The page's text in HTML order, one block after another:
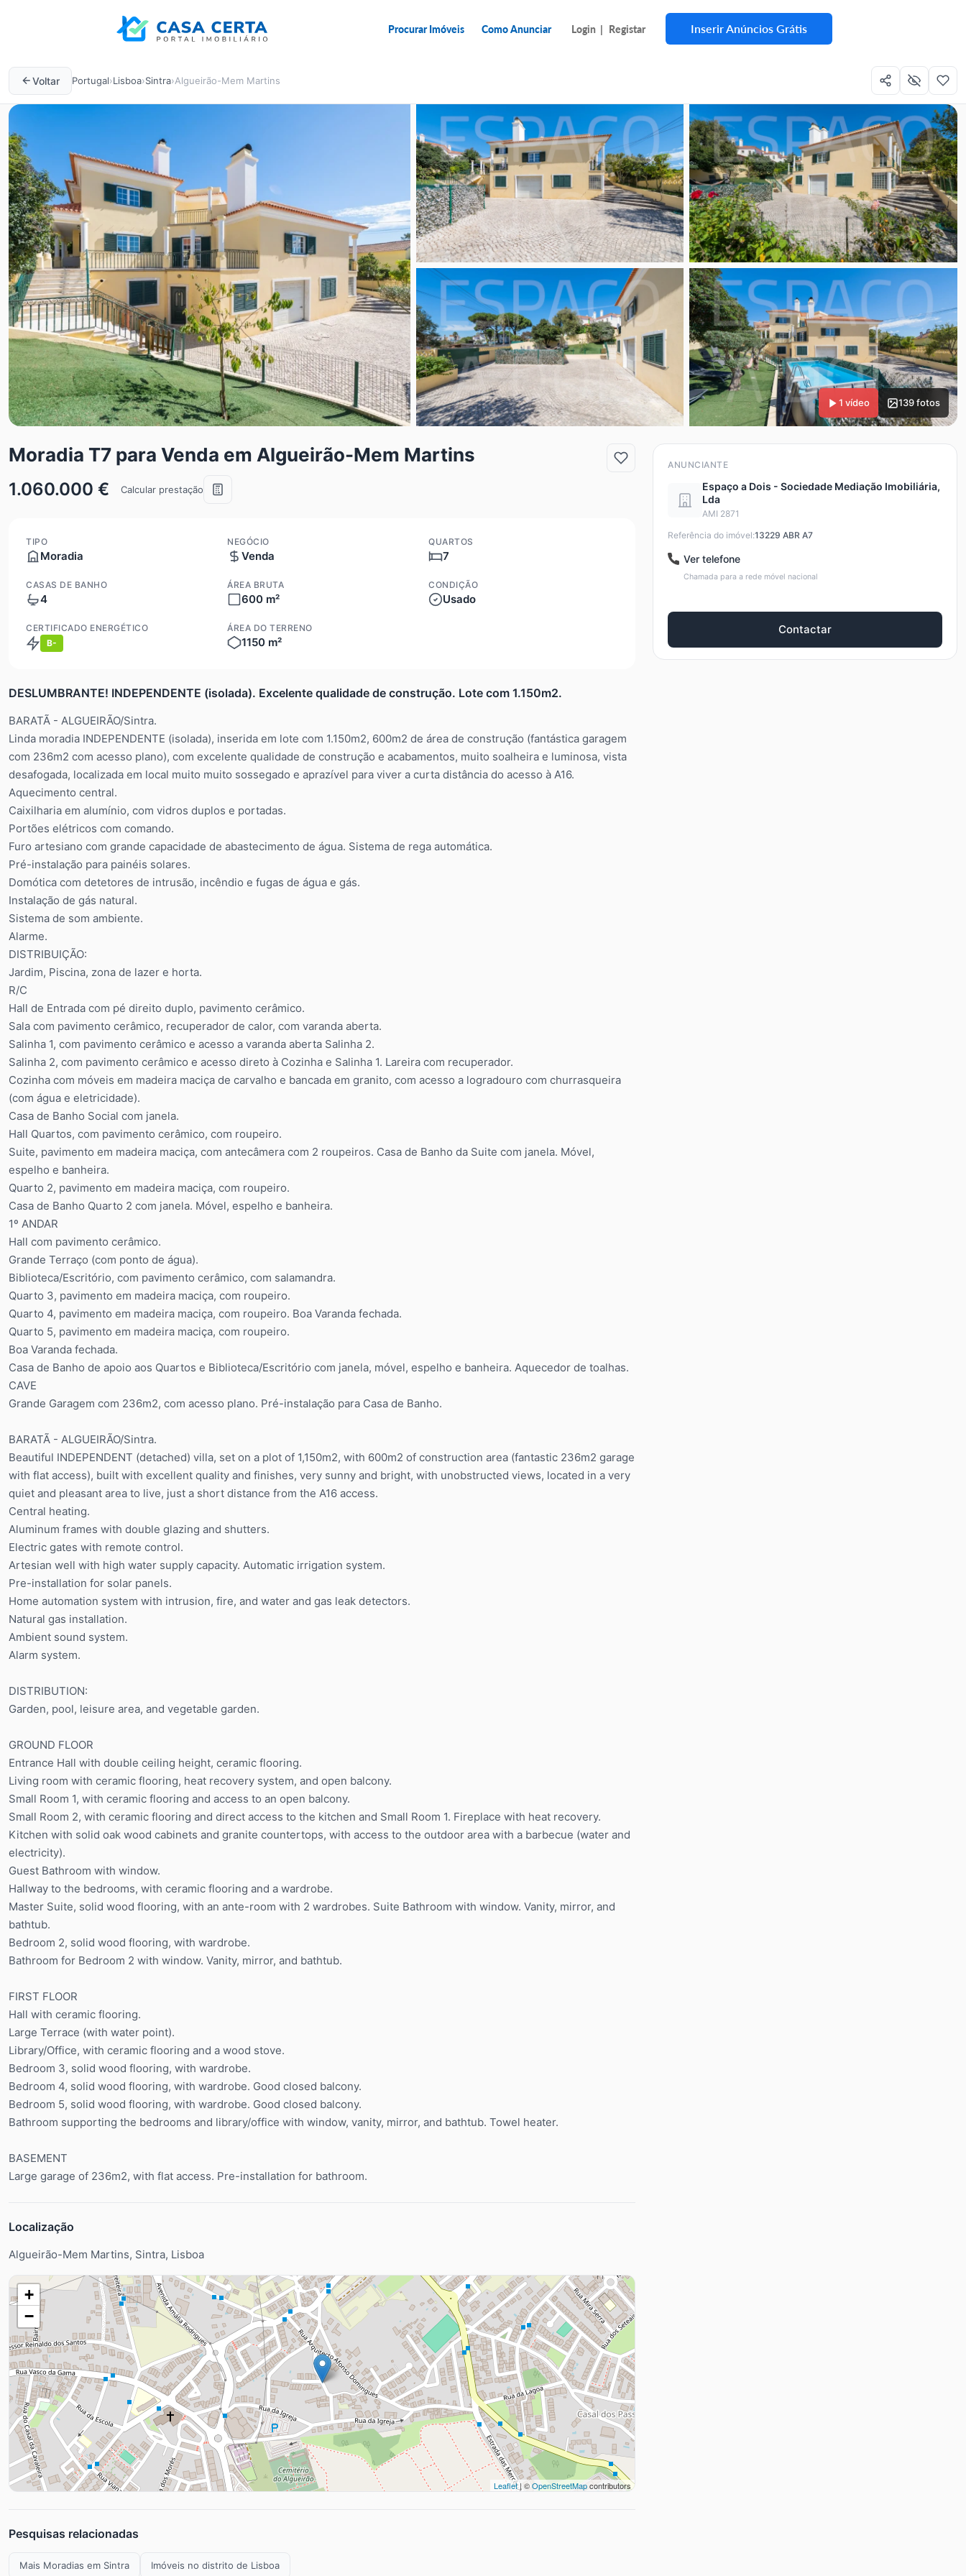
Procurar Imóveis Como Anunciar Login | Registar Inserir Anúncios Grátis
Voltar Portugal›Lisboa›Sintra›Algueirão-Mem Martins
1 vídeo 139 fotos
Moradia T7 para Venda em Algueirão-Mem Martins
1.060.000 € Calcular prestação
TIPO
Moradia
NEGÓCIO
Venda
QUARTOS
7
CASAS DE BANHO
4
ÁREA BRUTA
600 m²
CONDIÇÃO
Usado
CERTIFICADO ENERGÉTICO
B-
ÁREA DO TERRENO
1150 m²
DESLUMBRANTE! INDEPENDENTE (isolada). Excelente qualidade de construção. Lote com 1.150m2.
BARATÃ - ALGUEIRÃO/Sintra.
Linda moradia INDEPENDENTE (isolada), inserida em lote com 1.150m2, 600m2 de área de construção (fantástica garagem
com 236m2 com acesso plano), com excelente qualidade de construção e acabamentos, muito soalheira e luminosa, vista
desafogada, localizada em local muito muito sossegado e aprazível para viver a curta distância do acesso à A16.
Aquecimento central.
Caixilharia em alumínio, com vidros duplos e portadas.
Portões elétricos com comando.
Furo artesiano com grande capacidade de abastecimento de água. Sistema de rega automática.
Pré-instalação para painéis solares.
Domótica com detetores de intrusão, incêndio e fugas de água e gás.
Instalação de gás natural.
Sistema de som ambiente.
Alarme.
DISTRIBUIÇÃO:
Jardim, Piscina, zona de lazer e horta.
R/C
Hall de Entrada com pé direito duplo, pavimento cerâmico.
Sala com pavimento cerâmico, recuperador de calor, com varanda aberta.
Salinha 1, com pavimento cerâmico e acesso a varanda aberta Salinha 2.
Salinha 2, com pavimento cerâmico e acesso direto à Cozinha e Salinha 1. Lareira com recuperador.
Cozinha com móveis em madeira maciça de carvalho e bancada em granito, com acesso a logradouro com churrasqueira
(com água e eletricidade).
Casa de Banho Social com janela.
Hall Quartos, com pavimento cerâmico, com roupeiro.
Suite, pavimento em madeira maciça, com antecâmera com 2 roupeiros. Casa de Banho da Suite com janela. Móvel,
espelho e banheira.
Quarto 2, pavimento em madeira maciça, com roupeiro.
Casa de Banho Quarto 2 com janela. Móvel, espelho e banheira.
1º ANDAR
Hall com pavimento cerâmico.
Grande Terraço (com ponto de água).
Biblioteca/Escritório, com pavimento cerâmico, com salamandra.
Quarto 3, pavimento em madeira maciça, com roupeiro.
Quarto 4, pavimento em madeira maciça, com roupeiro. Boa Varanda fechada.
Quarto 5, pavimento em madeira maciça, com roupeiro.
Boa Varanda fechada.
Casa de Banho de apoio aos Quartos e Biblioteca/Escritório com janela, móvel, espelho e banheira. Aquecedor de toalhas.
CAVE
Grande Garagem com 236m2, com acesso plano. Pré-instalação para Casa de Banho.
BARATÃ - ALGUEIRÃO/Sintra.
Beautiful INDEPENDENT (detached) villa, set on a plot of 1,150m2, with 600m2 of construction area (fantastic 236m2 garage
with flat access), built with excellent quality and finishes, very sunny and bright, with unobstructed views, located in a very
quiet and pleasant area to live, just a short distance from the A16 access.
Central heating.
Aluminum frames with double glazing and shutters.
Electric gates with remote control.
Artesian well with high water supply capacity. Automatic irrigation system.
Pre-installation for solar panels.
Home automation system with intrusion, fire, and water and gas leak detectors.
Natural gas installation.
Ambient sound system.
Alarm system.
DISTRIBUTION:
Garden, pool, leisure area, and vegetable garden.
GROUND FLOOR
Entrance Hall with double ceiling height, ceramic flooring.
Living room with ceramic flooring, heat recovery system, and open balcony.
Small Room 1, with ceramic flooring and access to an open balcony.
Small Room 2, with ceramic flooring and direct access to the kitchen and Small Room 1. Fireplace with heat recovery.
Kitchen with solid oak wood cabinets and granite countertops, with access to the outdoor area with a barbecue (water and
electricity).
Guest Bathroom with window.
Hallway to the bedrooms, with ceramic flooring and a wardrobe.
Master Suite, solid wood flooring, with an ante-room with 2 wardrobes. Suite Bathroom with window. Vanity, mirror, and
bathtub.
Bedroom 2, solid wood flooring, with wardrobe.
Bathroom for Bedroom 2 with window. Vanity, mirror, and bathtub.
FIRST FLOOR
Hall with ceramic flooring.
Large Terrace (with water point).
Library/Office, with ceramic flooring and a wood stove.
Bedroom 3, solid wood flooring, with wardrobe.
Bedroom 4, solid wood flooring, with wardrobe. Good closed balcony.
Bedroom 5, solid wood flooring, with wardrobe. Good closed balcony.
Bathroom supporting the bedrooms and library/office with window, vanity, mirror, and bathtub. Towel heater.
BASEMENT
Large garage of 236m2, with flat access. Pre-installation for bathroom.
Localização
Algueirão-Mem Martins, Sintra, Lisboa
+
−
Leaflet| ©OpenStreetMapcontributors
Pesquisas relacionadas
Mais Moradias em Sintra Imóveis no distrito de Lisboa
ANUNCIANTE
Espaço a Dois - Sociedade Mediação Imobiliária,
Lda
AMI 2871
Referência do imóvel:13229 ABR A7
Ver telefone
Chamada para a rede móvel nacional
Contactar